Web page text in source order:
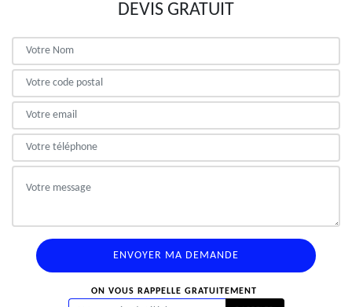
DEVIS GRATUIT
ON VOUS RAPPELLE GRATUITEMENT